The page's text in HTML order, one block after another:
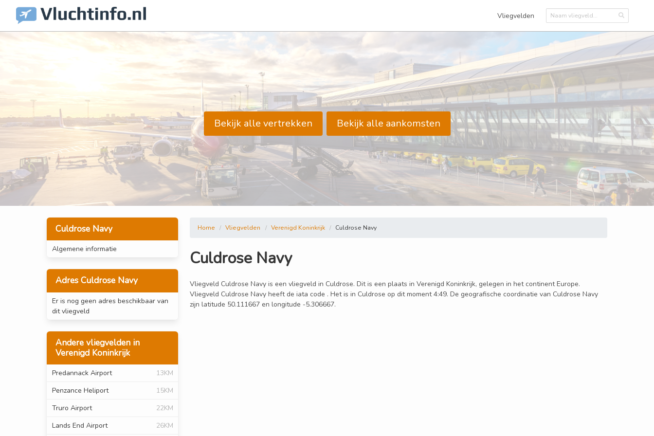
Vliegvelden
Bekijk alle vertrekken Bekijk alle aankomsten
Culdrose Navy
Algemene informatie
Adres Culdrose Navy
Er is nog geen adres beschikbaar van
dit vliegveld
Andere vliegvelden in
Verenigd Koninkrijk
Predannack Airport
13KM
Penzance Heliport
15KM
Truro Airport
22KM
Lands End Airport
26KM
Home Vliegvelden Verenigd Koninkrijk Culdrose Navy
Culdrose Navy
Vliegveld Culdrose Navy is een vliegveld in Culdrose. Dit is een plaats in Verenigd Koninkrijk, gelegen in het continent Europe.
Vliegveld Culdrose Navy heeft de iata code . Het is in Culdrose op dit moment 4:49. De geografische coordinatie van Culdrose Navy
zijn latitude 50.111667 en longitude -5.306667.